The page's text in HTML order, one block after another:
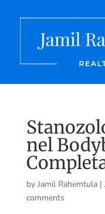
nel
by Jamil Rahemtula|
comments